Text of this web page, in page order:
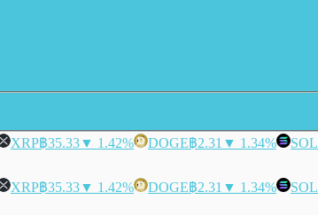
XRP฿35.33▼ 1.42% DOGE฿2.31 ▼ 1.34% SOL
XRP฿35.33▼ 1.42% DOGE฿2.31 ▼ 1.34% SOL